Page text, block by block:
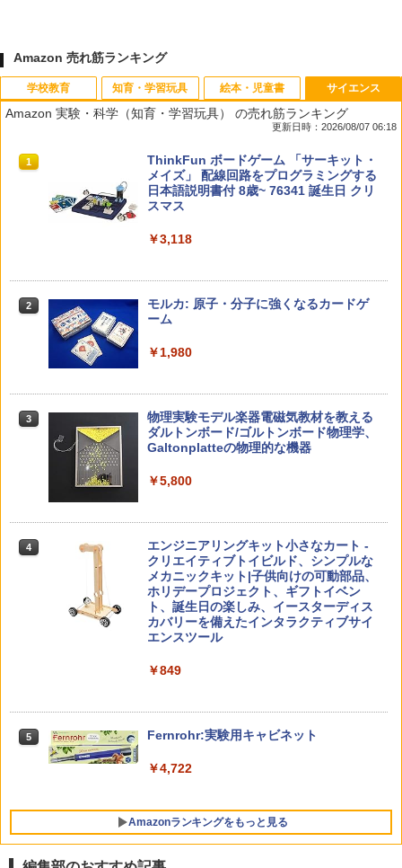
Amazon 売れ筋ランキング
学校教育
1 先生のためのGoogle AI完全攻略図鑑
￥-
￥2,200
3
カウンセリングとは何か 変化するという
こと (講談社現代新書 2787)
4
「ことばで伝える」ができない子どもた
ち 誰が〈ことばの力〉を育てるのか
￥1,870
ゼロからわかる！ みるみる図形に強く
￥1,430
知育・学習玩具
1
Amazon Fire HD 10 キッズモデル (10イ
ンチ) ピンク 対象年齢3歳から 数千点の
キッズコンテンツが1年間使い放題
何回も書ける! れんしゅうボード ひらが
な・カタカナ・すうじ・ABC 3歳以上 知
【くもん出版公式特別セット】くもん出
版(KUMON PUBLISHING) くもんの日本
知育玩具 おもちゃ 5歳以上 KUMON PN-
￥4,046
Amazon Fire HD 10 キッズプロ (10イン
チ) ディズニー スティッチ エディション
対象年齢6歳から 数千点のキッズコンテ
ンツが1年間使い放題
￥26,980
5
くもん出版(KUMON PUBLISHING) ロジ
上 KUMON LK-10
絵本・児童書
1
タッチペンで音が聞ける!はじめてずかん
1000 英語つき ([バラエティ])
￥5,478
2
中学英語をもう一度ひとつひとつわかり
￥2,750
￥4,290
戦！編
￥1,320
OK（重版：10月上旬発送） (TJMOOK)
サイエンス
Amazon 実験・科学（知育・学習玩具） の売れ筋ランキング
更新日時：2026/08/07 06:18
1
ThinkFun ボードゲーム 「サーキット・
メイズ」 配線回路をプログラミングする
日本語説明書付 8歳~ 76341 誕生日 クリ
スマス
￥3,118
2
モルカ: 原子・分子に強くなるカードゲ
ーム
￥1,980
3
物理実験モデル楽器電磁気教材を教える
ダルトンボード/ゴルトンボード物理学、
Galtonplatteの物理的な機器
￥5,800
4
エンジニアリングキット小さなカート -
クリエイティブトイビルド、シンプルな
メカニックキット|子供向けの可動部品、
ホリデープロジェクト、ギフトイベン
ト、誕生日の楽しみ、イースターディス
カバリーを備えたインタラクティブサイ
エンスツール
￥849
5 Fernrohr:実験用キャビネット
￥4,722
Amazonランキングをもっと見る